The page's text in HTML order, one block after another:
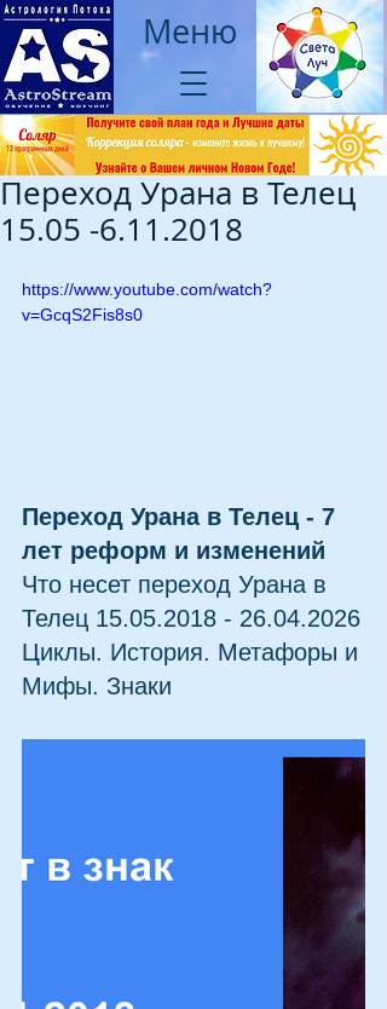
Меню
Переход Урана в Телец
15.05 -6.11.2018
https://www.youtube.com/watch?
v=GcqS2Fis8s0
Переход Урана в Телец - 7
лет реформ и изменений
Что несет переход Урана в
Телец 15.05.2018 - 26.04.2026
Циклы. История. Метафоры и
Мифы. Знаки